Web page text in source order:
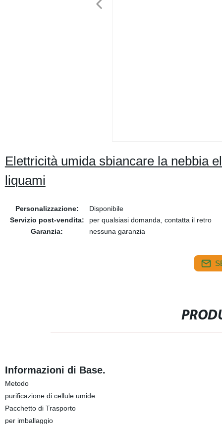
Elettricità umida sbiancare la nebbia
liquami
Personalizzazione:
Disponibile
Servizio post-vendita:
per qualsiasi domanda, contatta il retro
Garanzia:
nessuna garanzia
Informazioni di Base.
Metodo
purificazione di cellule umide
Pacchetto di Trasporto
per imballaggio